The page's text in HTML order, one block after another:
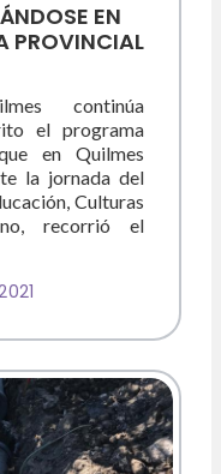
EN
PROVINCIAL
continúa
el programa
en Quilmes
la jornada del
Culturas
recorrió el